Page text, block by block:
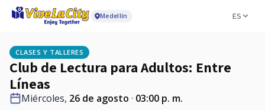
Medellín ES
CLASES Y TALLERES
Club de Lectura para Adultos: Entre
Líneas
Miércoles, 26 de agosto · 03:00 p. m.